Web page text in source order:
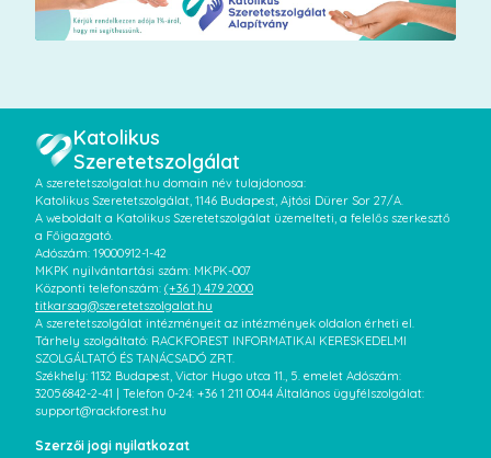
Katolikus
Szeretetszolgálat
A szeretetszolgalat.hu domain név tulajdonosa:
Katolikus Szeretetszolgálat, 1146 Budapest, Ajtósi Dürer Sor 27/A.
A weboldalt a Katolikus Szeretetszolgálat üzemelteti, a felelős szerkesztő
a Főigazgató.
Adószám: 19000912-1-42
MKPK nyilvántartási szám: MKPK-007
Központi telefonszám: (+36 1) 479 2000
titkarsag@szeretetszolgalat.hu
A szeretetszolgálat intézményeit az intézmények oldalon érheti el.
Tárhely szolgáltató: RACKFOREST INFORMATIKAI KERESKEDELMI
SZOLGÁLTATÓ ÉS TANÁCSADÓ ZRT.
Székhely: 1132 Budapest, Victor Hugo utca 11., 5. emelet Adószám:
32056842-2-41 | Telefon 0-24: +36 1 211 0044 Általános ügyfélszolgálat:
support@rackforest.hu
Szerzői jogi nyilatkozat